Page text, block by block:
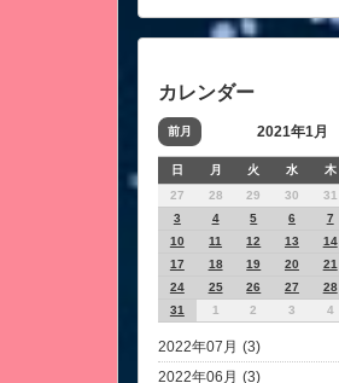
ート愛
カレンダー
前月 2021年1月
日 月 火 水 木
27
28 29 30 31
3
4 5 6 7
10
11 12 13 14
17
18 19 20 21
24
25 26 27 28
31
1 2 3 4
2022年07月 (3)
2022年06月 (3)